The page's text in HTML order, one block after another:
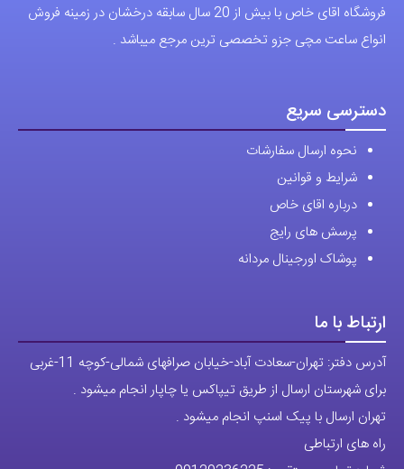
فروشگاه اقای خاص با بیش از 20 سال سابقه درخشان در زمینه فروش
انواع ساعت مچی جزو تخصصی ترین مرجع میباشد .
دسترسی سریع
نحوه ارسال سفارشات
شرایط و قوانین
درباره اقای خاص
پرسش های رایج
پوشاک اورجینال مردانه
ارتباط با ما
آدرس دفتر: تهران-سعادت آباد-خیابان صرافهای شمالی-کوچه 11-غربی
برای شهرستان ارسال از طریق تیپاکس یا چاپار انجام میشود .
تهران ارسال با پیک اسنپ انجام میشود .
راه های ارتباطی